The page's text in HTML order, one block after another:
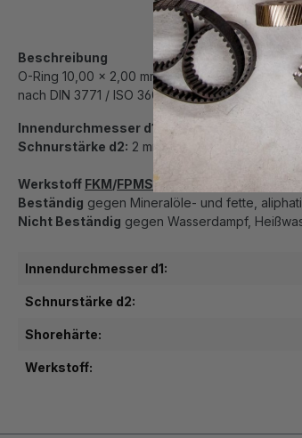
Beschreibung
O-Ring 10,00 x 2,00 mm
nach DIN 3771 / ISO 3601
Innendurchmesser d1:
Schnurstärke d2: 2 mm
Werkstoff FKM/FPMShorehärte
,
Beständig gegen Mineralöle- und fette,
Nicht Beständig gegen Wasserdampf,
Innendurchmesser d1:
Schnurstärke d2:
Shorehärte:
Werkstoff: